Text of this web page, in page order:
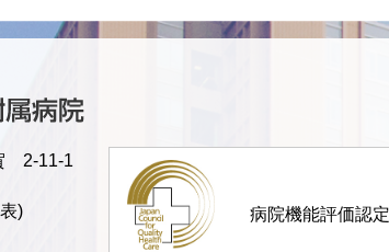
2-11-1
) 病院機能評価認